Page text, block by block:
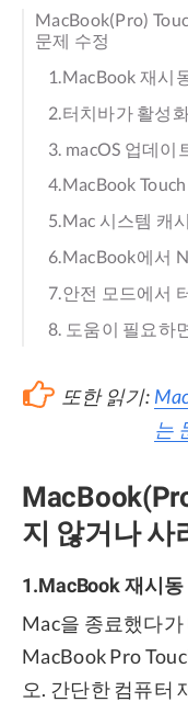
MacBook(Pro)
문제 수정
1.MacBook 재시
2.터치바가 활성
3. macOS 업데이
4.MacBook
5.Mac 시스템 캐
6.MacBook에서
7.안전 모드에서
8. 도움이 필요하
또한 읽기:
는
지 않거나 사
1.MacBook 재시동
Mac을 종료했다가
MacBook Pro
오. 간단한 컴퓨터